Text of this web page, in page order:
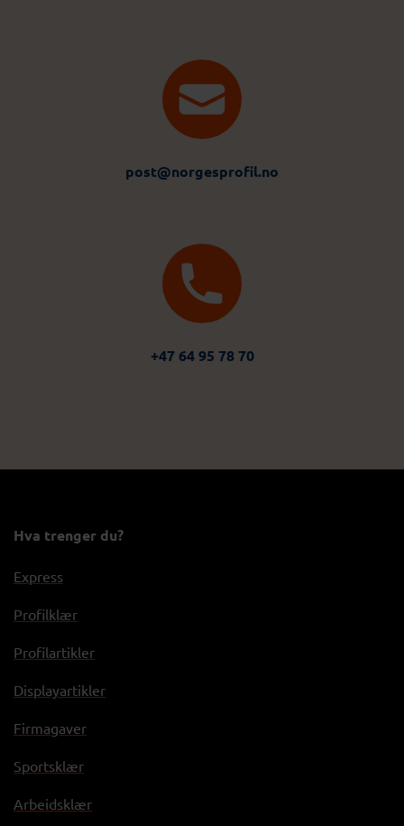
post@norgesprofil.no
+47 64 95 78 70
Hva trenger du?
Express
Profilklær
Profilartikler
Displayartikler
Firmagaver
Sportsklær
Arbeidsklær